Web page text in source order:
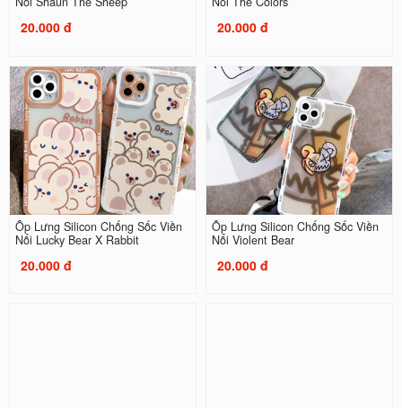
20.000 đ 20.000 đ
Ốp Lưng Silicon Chống Sốc Viền
Nổi Lucky Bear X Rabbit
20.000 đ
Ốp Lưng Silicon Chống Sốc Viền
Nổi Violent Bear
20.000 đ